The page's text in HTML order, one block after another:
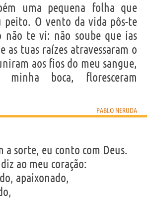
uma pequena folha que
peito. O vento da vida pôs-te
não te vi: não soube que ias
as tuas raízes atravessaram o
aos fios do meu sangue,
minha boca, floresceram
PABLO NERUDA
a sorte, eu conto com Deus.
ao meu coração:
apaixonado,